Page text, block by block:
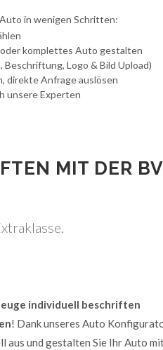
in wenigen Schritten:
komplettes Auto gestalten
Beschriftung, Logo & Bild Upload)
direkte Anfrage auslösen
unsere Experten
MIT DER
individuell beschriften
! Dank unseres Auto
aus und gestalten Sie Ihr Auto